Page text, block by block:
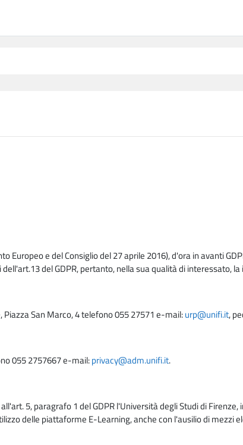
e del Consiglio del 27 aprile 2016), d'ora in avanti
del GDPR, pertanto, nella sua qualità di interessato,
San Marco, 4 telefono 055 27571 e-mail:urp@unifi.it,
055 2757667 e-mail:privacy@adm.unifi.it.
5, paragrafo 1 del GDPR l'Università degli Studi di
delle piattaforme E-Learning, anche con l'ausilio di mezzi